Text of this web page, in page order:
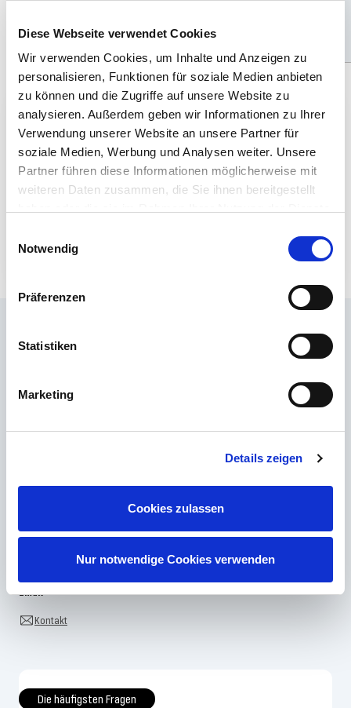
Diese Webseite verwendet Cookies
Wir verwenden Cookies, um Inhalte und Anzeigen zu
personalisieren, Funktionen für soziale Medien anbieten
zu können und die Zugriffe auf unsere Website zu
analysieren. Außerdem geben wir Informationen zu Ihrer
Verwendung unserer Website an unsere Partner für
soziale Medien, Werbung und Analysen weiter. Unsere
Partner führen diese Informationen möglicherweise mit
weiteren Daten zusammen, die Sie ihnen bereitgestellt
Notwendig
Präferenzen
Statistiken
Marketing
Details zeigen
Cookies zulassen
Nur notwendige Cookies verwenden
Angebotspreis
€8,99
Regulärer
€10,29
Hinzufügen
Angebotspreis
€18,99
Regulärer
€20,49
10€ GESCHENKT
Deine Modellbau-News direkt ins Postfach
– plus 10€ Rabatt als Startgeschenk mit
dem Revell Newsletter!
steht dir mit Rat
und Tat zur Seite – schnell, kompetent und persönlich. Egal ob technische
+49 (0) 800 22 77 372 / +43 (0) 662 88 921 333
Montag bis Donnerstag 09:00 bis 15:00 Uhr, Freitag 09:00 bis 12:00 Uhr
Email
Kontakt
Die häufigsten Fragen